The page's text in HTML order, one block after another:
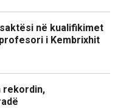
në kualifikimet
i Kembrixhit
rekordin,